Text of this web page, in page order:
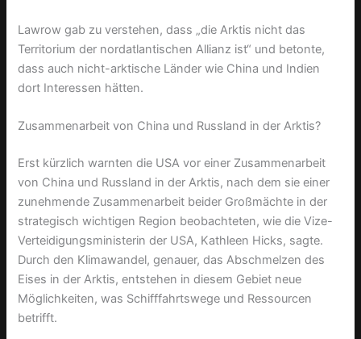
Lawrow gab zu verstehen, dass „die Arktis nicht das
Territorium der nordatlantischen Allianz ist“ und betonte,
dass auch nicht-arktische Länder wie China und Indien
dort Interessen hätten.
Zusammenarbeit von China und Russland in der Arktis?
Erst kürzlich warnten die USA vor einer Zusammenarbeit
von China und Russland in der Arktis, nach dem sie einer
zunehmende Zusammenarbeit beider Großmächte in der
strategisch wichtigen Region beobachteten, wie die Vize-
Verteidigungsministerin der USA, Kathleen Hicks, sagte.
Durch den Klimawandel, genauer, das Abschmelzen des
Eises in der Arktis, entstehen in diesem Gebiet neue
Möglichkeiten, was Schifffahrtswege und Ressourcen
betrifft.